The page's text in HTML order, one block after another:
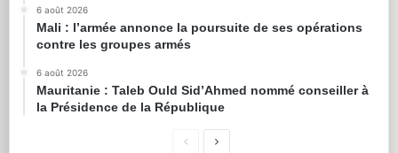
6 août 2026
Mali : l’armée annonce la poursuite de ses opérations
contre les groupes armés
6 août 2026
Mauritanie : Taleb Ould Sid’Ahmed nommé conseiller à
la Présidence de la République